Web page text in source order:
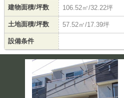
建物面積/坪数 106.52㎡/32.22坪
土地面積/坪数 57.52㎡/17.39坪
設備条件